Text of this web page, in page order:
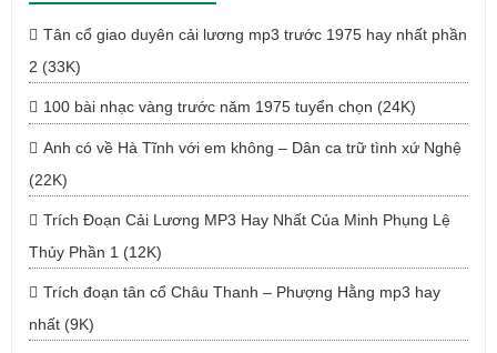
Tân cổ giao duyên cải lương mp3 trước 1975 hay nhất phần
2 (33K)
100 bài nhạc vàng trước năm 1975 tuyển chọn (24K)
Anh có về Hà Tĩnh với em không – Dân ca trữ tình xứ Nghệ
(22K)
Trích Đoạn Cải Lương MP3 Hay Nhất Của Minh Phụng Lệ
Thủy Phần 1 (12K)
Trích đoạn tân cổ Châu Thanh – Phượng Hằng mp3 hay
nhất (9K)